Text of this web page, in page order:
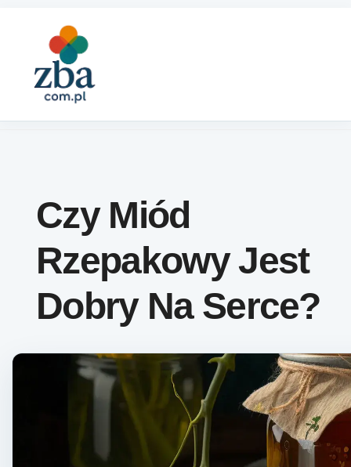
Czy Miód
Rzepakowy Jest
Dobry Na Serce?